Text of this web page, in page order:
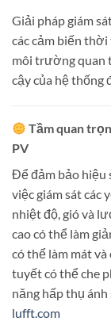
Giải pháp giám
các cảm biến
môi trường quan
cậy của hệ thống
Tầm quan
PV
Để đảm bảo hiệu
việc giám sát
nhiệt độ, gió và
cao có thể làm
có thể làm mát
tuyết có thể che
năng hấp thụ ánh
lufft.com